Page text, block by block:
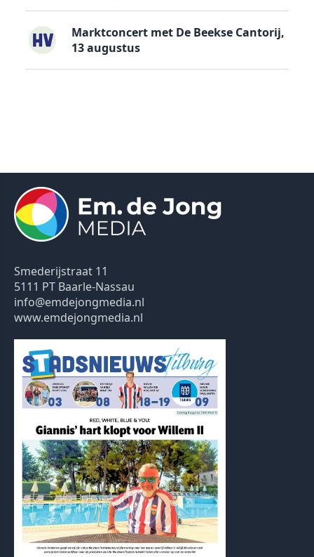
Marktconcert met De Beekse Cantorij,
13 augustus
Smederijstraat 11
5111 PT Baarle-Nassau
info@emdejongmedia.nl
www.emdejongmedia.nl